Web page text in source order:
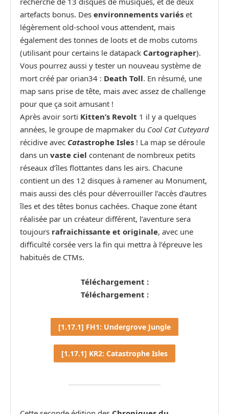
artefacts bonus. Des environnements variés et
légèrement old-school vous attendent, mais
également des tonnes de loots et de mobs cutoms
(utilisant pour certains le datapack Cartographer).
Vous pourrez aussi y tester un nouveau système de
mort créé par orian34 : Death Toll. En résumé, une
map sans prise de tête, mais avec assez de challenge
pour que ça soit amusant !
Après avoir sorti Kitten’s Revolt 1 il y a quelques
années, le groupe de mapmaker du Cool Cat Cuteyard
récidive avec Catastrophe Isles ! La map se déroule
dans un vaste ciel contenant de nombreux petits
réseaux d’îles flottantes dans les airs. Chacune
contient un des 12 disques à ramener au Monument,
mais aussi des clés pour déverrouiller l’accès d’autres
îles et des têtes bonus cachées. Chaque zone étant
réalisée par un créateur différent, l’aventure sera
toujours rafraichissante et originale, avec une
difficulté corsée vers la fin qui mettra à l’épreuve les
habitués de CTMs.
Téléchargement :
Téléchargement :
[1.17.1] FH1: Undergrove Jungle
[1.17.1] KR2: Catastrophe Isles